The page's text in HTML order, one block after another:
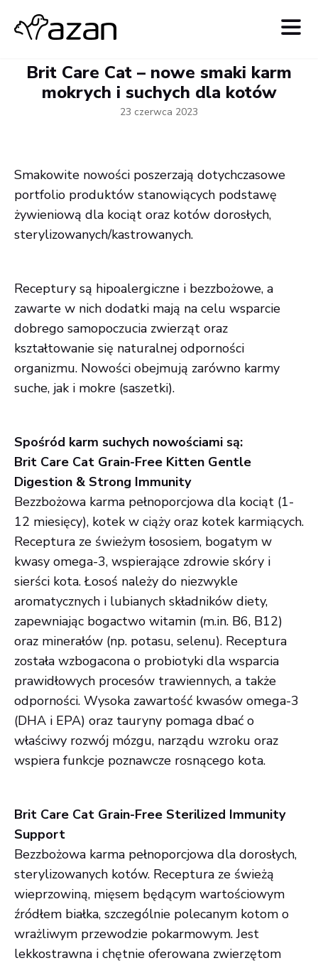
Brit Care Cat – nowe smaki karm
mokrych i suchych dla kotów
23 czerwca 2023
Smakowite nowości poszerzają dotychczasowe
portfolio produktów stanowiących podstawę
żywieniową dla kociąt oraz kotów dorosłych,
sterylizowanych/kastrowanych.
Receptury są hipoalergiczne i bezzbożowe, a
zawarte w nich dodatki mają na celu wsparcie
dobrego samopoczucia zwierząt oraz
kształtowanie się naturalnej odporności
organizmu. Nowości obejmują zarówno karmy
suche, jak i mokre (saszetki).
Spośród karm suchych nowościami są:
Brit Care Cat Grain-Free Kitten Gentle
Digestion & Strong Immunity
Bezzbożowa karma pełnoporcjowa dla kociąt (1-
12 miesięcy), kotek w ciąży oraz kotek karmiących.
Receptura ze świeżym łososiem, bogatym w
kwasy omega-3, wspierające zdrowie skóry i
sierści kota. Łosoś należy do niezwykle
aromatycznych i lubianych składników diety,
zapewniając bogactwo witamin (m.in. B6, B12)
oraz minerałów (np. potasu, selenu). Receptura
została wzbogacona o probiotyki dla wsparcia
prawidłowych procesów trawiennych, a także
odporności. Wysoka zawartość kwasów omega-3
(DHA i EPA) oraz tauryny pomaga dbać o
właściwy rozwój mózgu, narządu wzroku oraz
wspiera funkcje poznawcze rosnącego kota.
Brit Care Cat Grain-Free Sterilized Immunity
Support
Bezzbożowa karma pełnoporcjowa dla dorosłych,
sterylizowanych kotów. Receptura ze świeżą
wieprzowiną, mięsem będącym wartościowym
źródłem białka, szczególnie polecanym kotom o
wrażliwym przewodzie pokarmowym. Jest
lekkostrawna i chętnie oferowana zwierzętom